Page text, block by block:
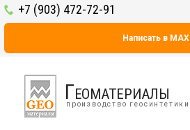
+7 (903) 472-72-91
Написать в MAX
Геоматериалы
производство геосинтетики